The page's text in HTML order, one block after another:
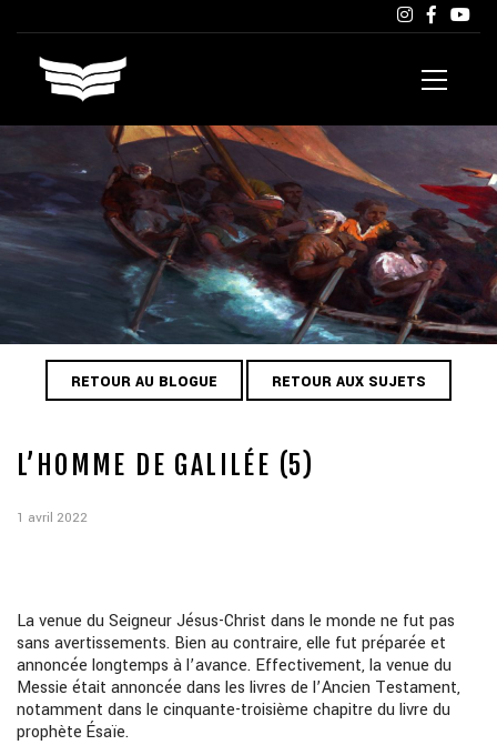
RETOUR AU BLOGUE RETOUR AUX SUJETS
L’HOMME DE GALILÉE (5)
1 avril 2022
La venue du Seigneur Jésus-Christ dans le monde ne fut pas
sans avertissements. Bien au contraire, elle fut préparée et
annoncée longtemps à l’avance. Effectivement, la venue du
Messie était annoncée dans les livres de l’Ancien Testament,
notamment dans le cinquante-troisième chapitre du livre du
prophète Ésaïe.